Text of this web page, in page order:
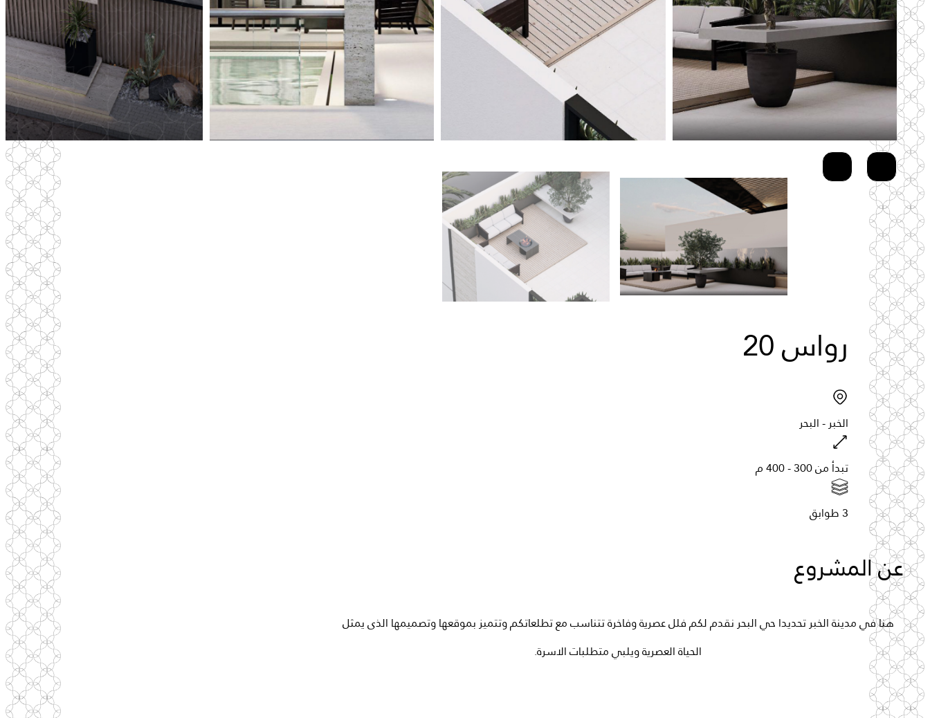
رواس20
الخبر-البحر
تبدأمن300
-
400م
3طوابق
عن المشروع
هنافيمدينةالخبرتحديداحيالبحرنقدملكمفللعصريةوفاخرةتتناسبمعتطلعاتكموتتميزبموقعهاوتصميمهاالذىيمثل
الحياةالعصريةويلبيمتطلباتالاسرة.